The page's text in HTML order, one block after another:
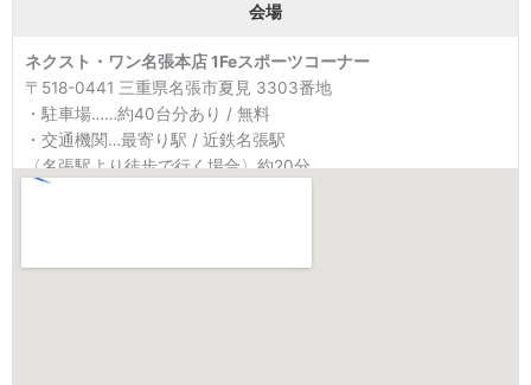
会場
ネクスト・ワン名張本店 1Feスポーツコーナー
〒518-0441 三重県名張市夏見 3303番地
・駐車場……約40台分あり / 無料
・交通機関…最寄り駅 / 近鉄名張駅
〈名張駅より徒歩で行く場合〉約20分